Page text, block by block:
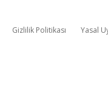
Gizlilik Politikası Yasal